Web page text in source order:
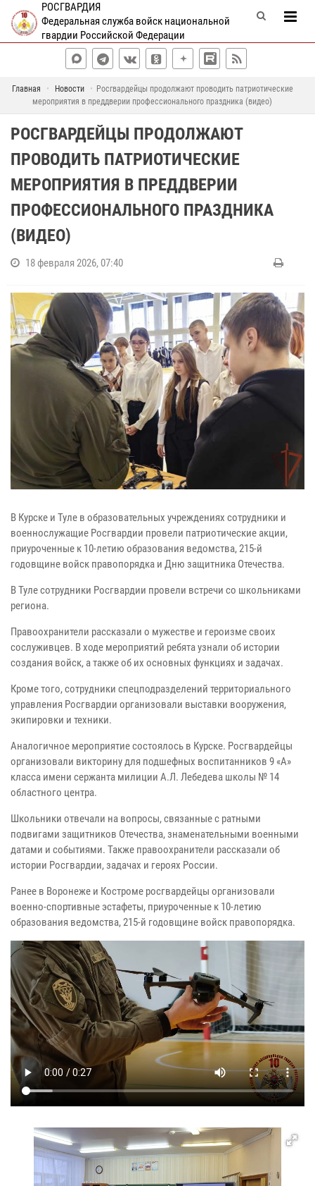
РОСГВАРДИЯ
Федеральная служба войск национальной
гвардии Российской Федерации
Главная Новости
Росгвардейцы продолжают проводить патриотические
мероприятия в преддверии профессионального праздника (видео)
РОСГВАРДЕЙЦЫ ПРОДОЛЖАЮТ
ПРОВОДИТЬ ПАТРИОТИЧЕСКИЕ
МЕРОПРИЯТИЯ В ПРЕДДВЕРИИ
ПРОФЕССИОНАЛЬНОГО ПРАЗДНИКА
(ВИДЕО)
18 февраля 2026, 07:40
В Курске и Туле в образовательных учреждениях сотрудники и
военнослужащие Росгвардии провели патриотические акции,
приуроченные к 10-летию образования ведомства, 215-й
годовщине войск правопорядка и Дню защитника Отечества.
В Туле сотрудники Росгвардии провели встречи со школьниками
региона.
Правоохранители рассказали о мужестве и героизме своих
сослуживцев. В ходе мероприятий ребята узнали об истории
создания войск, а также об их основных функциях и задачах.
Кроме того, сотрудники спецподразделений территориального
управления Росгвардии организовали выставки вооружения,
экипировки и техники.
Аналогичное мероприятие состоялось в Курске. Росгвардейцы
организовали викторину для подшефных воспитанников 9 «А»
класса имени сержанта милиции А.Л. Лебедева школы № 14
областного центра.
Школьники отвечали на вопросы, связанные с ратными
подвигами защитников Отечества, знаменательными военными
датами и событиями. Также правоохранители рассказали об
истории Росгвардии, задачах и героях России.
Ранее в Воронеже и Костроме росгвардейцы организовали
военно-спортивные эстафеты, приуроченные к 10-летию
образования ведомства, 215-й годовщине войск правопорядка.